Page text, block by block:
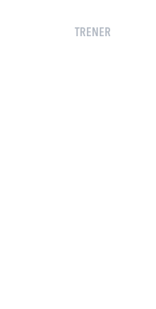
TRENER